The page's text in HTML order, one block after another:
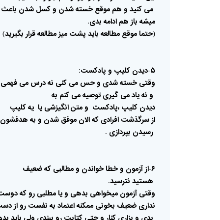
می کنید و هم موقع خستهشدن وکسل شدن باعث
میشه باز هم ادامه بدی.
(حتماموقع مطالعه باید پشت میزمطالعهقرار بگیرید)
۵-دیدن کلیپ و پادکست:
وقتی خستهشدی وحس می کنی نهدرس می فهمی
و نهیادمی گیری توصیهمی کنم به
دیدن کلیپ ،پادکست ومتنانگیزشی یا یهکلیپ
ازسرگذشت افرادی کهالان موفق شدن و به هدفشون
رسیدن بپردازی .
۶-ازآزمون وخطاخواندن ومطالبی کهضعیف
هستید نترسید.
وقتی آزمون میخواهی بدهی ویامطلبی روکه
نداری ضعیف بخونی ممکنهاعتماد به نفست رواز